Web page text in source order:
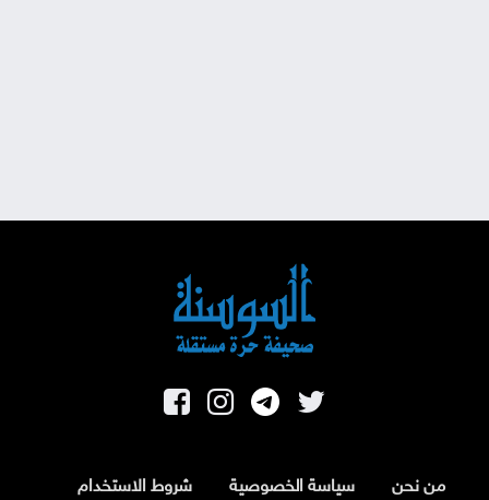
من نحن سياسة الخصوصية
شروط الاستخدام